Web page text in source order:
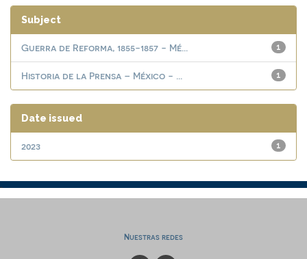
Subject
1
Guerra de Reforma, 1855-1857 - Mé...
1
Historia de la Prensa – México - ...
Date issued
1
2023
Nuestras redes